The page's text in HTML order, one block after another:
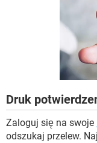
Druk
Zaloguj się na swoje
odszukaj przelew.